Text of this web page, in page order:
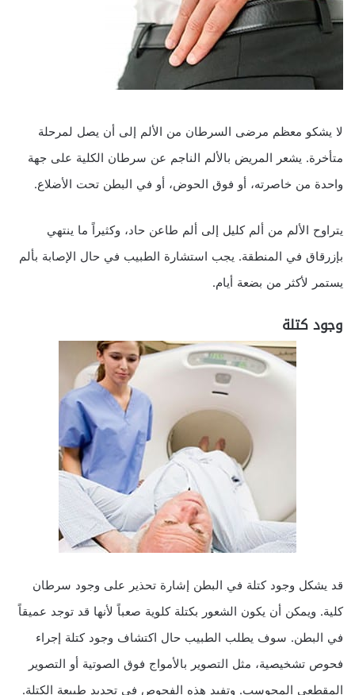
لا يشكو معظم مرضى السرطان من الألم إلى أن يصل لمرحلة
متأخرة. يشعر المريض بالألم الناجم عن سرطان الكلية على جهة
واحدة من خاصرته، أو فوق الحوض، أو في البطن تحت الأضلاع.
يتراوح الألم من ألم كليل إلى ألم طاعن حاد، وكثيراً ما ينتهي
بإزرقاق في المنطقة. يجب استشارة الطبيب في حال الإصابة بألم
يستمر لأكثر من بضعة أيام.
وجود كتلة
قد يشكل وجود كتلة في البطن إشارة تحذير على وجود سرطان
كلية. ويمكن أن يكون الشعور بكتلة كلوية صعباً لأنها قد توجد عميقاً
في البطن. سوف يطلب الطبيب حال اكتشاف وجود كتلة إجراء
فحوص تشخيصية، مثل التصوير بالأمواج فوق الصوتية أو التصوير
المقطعي المحوسب. وتفيد هذه الفحوص في تحديد طبيعة الكتلة.